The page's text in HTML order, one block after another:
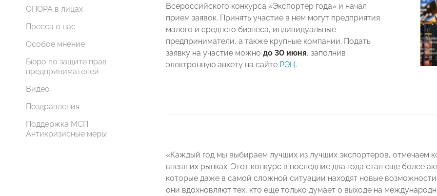
ОПОРА в лицах
Пресса о нас
Особое мнение
Бюро по защите прав
предпринимателей
Видео
Поздравления
Поддержка МСП.
Антикризисные меры
Всероссийского конкурса «Экспортер года» и начал
прием заявок. Принять участие в нем могут предприятия
малого и среднего бизнеса, индивидуальные
предприниматели, а также крупные компании. Подать
заявку на участие можно до 30 июня, заполнив
электронную анкету на сайте РЭЦ.
«Каждый год мы выбираем лучших из лучших экспортеров, отмечаем
внешних рынках. Этот конкурс в последние два года стал еще более
которые даже в самой сложной ситуации находят новые
они вдохновляют тех, кто еще только думает о выходе на